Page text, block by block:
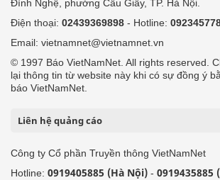
Đình Nghệ, phường Cầu Giấy, TP. Hà Nội.
Điện thoại: 02439369898 - Hotline:
Email: vietnamnet@vietnamnet.vn
© 1997 Báo VietNamNet. All rights reserved.
lại thông tin từ website này khi có sự đồng ý
báo VietNamNet.
Liên hệ quảng cáo
Công ty Cổ phần Truyền thông VietNamNet
Hotline: 0919405885 (Hà Nội) - 0919435885